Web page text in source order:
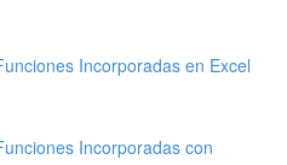
Incorporadas en Excel
Incorporadas con